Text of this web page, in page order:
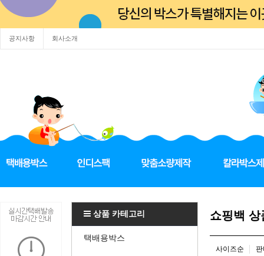
공지사항 회사소개
상품 카테고리
택배용박스
쇼핑백 상
사이즈순